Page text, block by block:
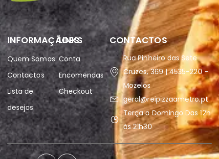
INFORMAÇÃOES
Quem Somos
Contactos
Lista de
desejos
LINKS
Conta
Encomendas
Checkout
CONTACTOS
Rua Pinheiro das Sete
Cruzes, 369 | 4535-220 -
Mozelos
geral@reipizzaametro.pt
Terça a Domingo Das 12h
ás 21h30